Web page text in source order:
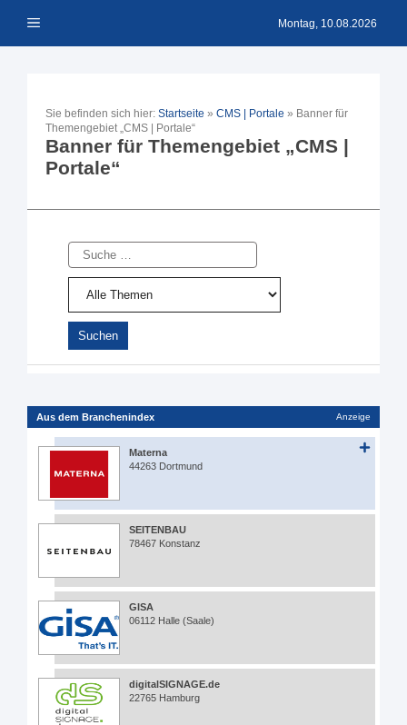
Inhalt Menü Montag, 10.08.2026
Sie befinden sich hier: Startseite » CMS | Portale » Banner für
Themengebiet „CMS | Portale“
Banner für Themengebiet „CMS |
Portale“
Suche
Aus dem Branchenindex Anzeige
Materna
44263 Dortmund
SEITENBAU
78467 Konstanz
GISA
06112 Halle (Saale)
digitalSIGNAGE.de
22765 Hamburg